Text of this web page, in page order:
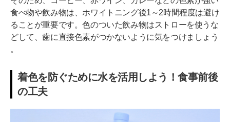
食べ物や飲み物は、ホワイトニング後1～2時間程度は避け
ることが重要です。色のついた飲み物はストローを使うな
どして、歯に直接色素がつかないように気をつけましょう​
。
着色を防ぐために水を活用しよう！食事前後
の工夫